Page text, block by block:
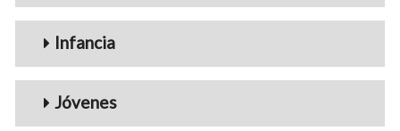
Infancia
Jóvenes